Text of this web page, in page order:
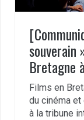
souverain
Bretagne
Films en
du cinéma et
à la tribune